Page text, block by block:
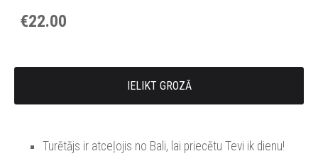
€22.00
IELIKT GROZĀ
Turētājs ir atceļojis no Bali, lai priecētu Tevi ik dienu!